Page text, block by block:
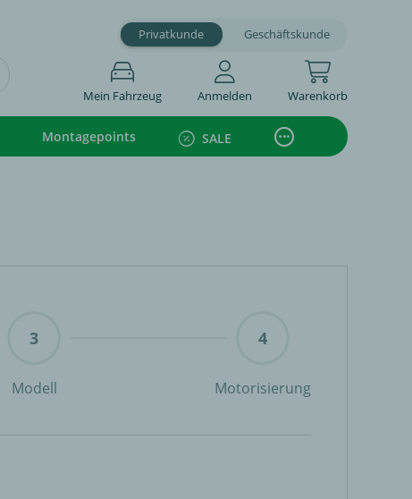
Privatkunde Geschäftskunde
Mein Fahrzeug Anmelden Warenkorb
Montagepoints SALE
Modell Motorisierung